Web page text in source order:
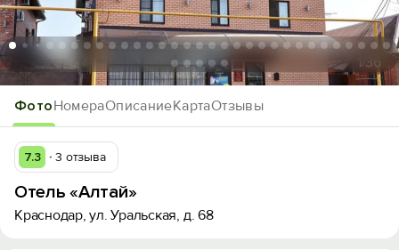
Добавить свой объект
ФотоНомераОписаниеКартаОтзывы
1/36
7.3 3 отзыва
Отель «Алтай»
Краснодар, ул. Уральская, д. 68